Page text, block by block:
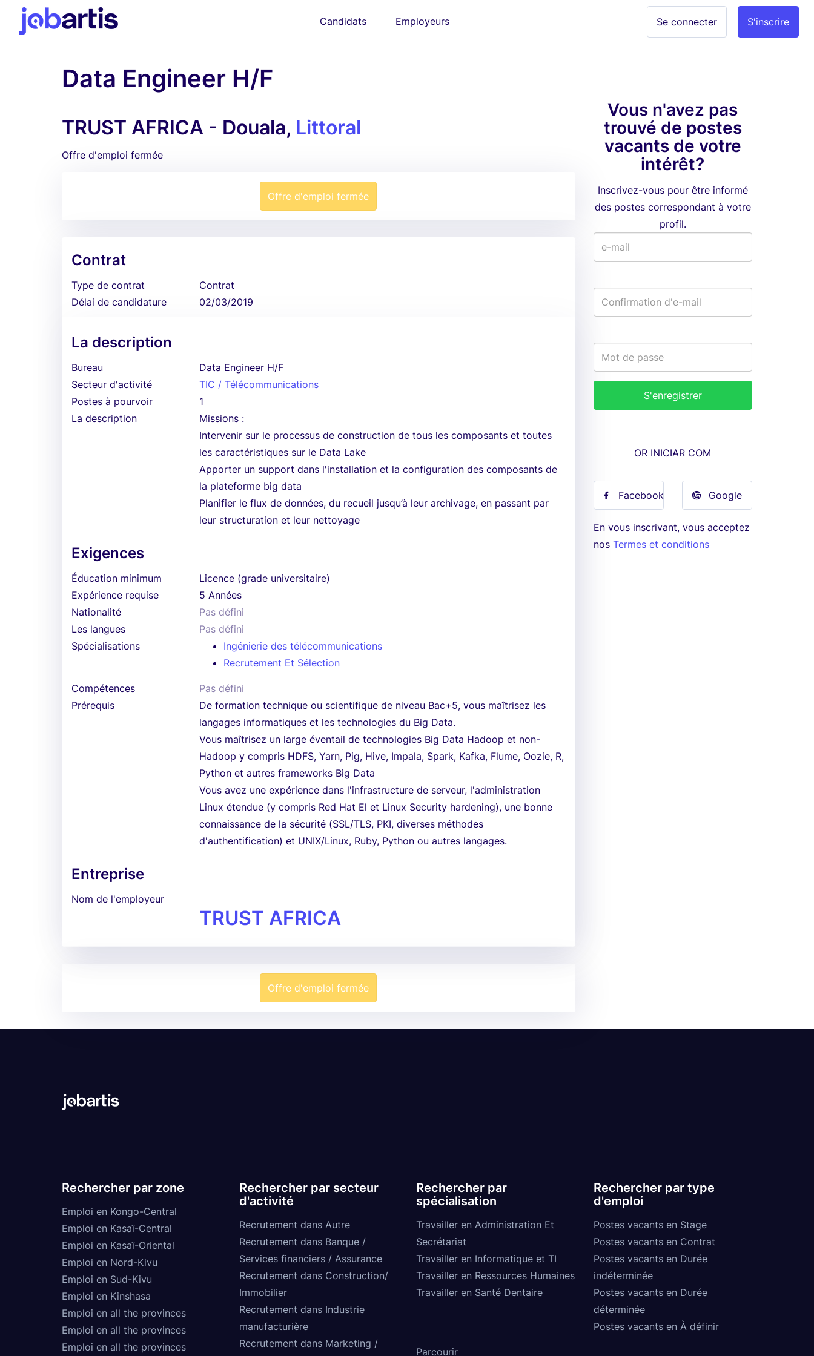
Candidats Employeurs S'inscrire
Se connecter
Data Engineer H/F
TRUST AFRICA - Douala, Littoral
Offre d'emploi fermée
Offre d'emploi fermée
Contrat
Type de contrat
Contrat
Délai de candidature
02/03/2019
La description
Bureau
Data Engineer H/F
Secteur d'activité
TIC / Télécommunications
Postes à pourvoir
1
La description
Missions :
Intervenir sur le processus de construction de tous les composants et toutes
les caractéristiques sur le Data Lake
Apporter un support dans l'installation et la configuration des composants de
la plateforme big data
Planifier le flux de données, du recueil jusqu’à leur archivage, en passant par
leur structuration et leur nettoyage
Exigences
Éducation minimum
Licence (grade universitaire)
Expérience requise
5 Années
Nationalité
Pas défini
Les langues
Pas défini
Spécialisations
Ingénierie des télécommunications
Recrutement Et Sélection
Compétences
Pas défini
Prérequis
De formation technique ou scientifique de niveau Bac+5, vous maîtrisez les
langages informatiques et les technologies du Big Data.
Vous maîtrisez un large éventail de technologies Big Data Hadoop et non-
Hadoop y compris HDFS, Yarn, Pig, Hive, Impala, Spark, Kafka, Flume, Oozie, R,
Python et autres frameworks Big Data
Vous avez une expérience dans l'infrastructure de serveur, l'administration
Linux étendue (y compris Red Hat El et Linux Security hardening), une bonne
connaissance de la sécurité (SSL/TLS, PKI, diverses méthodes
d'authentification) et UNIX/Linux, Ruby, Python ou autres langages.
Entreprise
Nom de l'employeur
TRUST AFRICA
Offre d'emploi fermée
Vous n'avez pas
trouvé de postes
vacants de votre
intérêt?
Inscrivez-vous pour être informé
des postes correspondant à votre
profil.
OR INICIAR COM
Facebook Google
En vous inscrivant, vous acceptez
nos Termes et conditions
Rechercher par zone
Emploi en Kongo-Central
Emploi en Kasaï-Central
Emploi en Kasaï-Oriental
Emploi en Nord-Kivu
Emploi en Sud-Kivu
Emploi en Kinshasa
Emploi en all the provinces
Emploi en all the provinces
Emploi en all the provinces
Rechercher par secteur
d'activité
Recrutement dans Autre
Recrutement dans Banque /
Services financiers / Assurance
Recrutement dans Construction/
Immobilier
Recrutement dans Industrie
manufacturière
Recrutement dans Marketing /
Rechercher par
spécialisation
Travailler en Administration Et
Secrétariat
Travailler en Informatique et TI
Travailler en Ressources Humaines
Travailler en Santé Dentaire
Rechercher par type
d'emploi
Postes vacants en Stage
Postes vacants en Contrat
Postes vacants en Durée
indéterminée
Postes vacants en Durée
déterminée
Postes vacants en À définir
Parcourir